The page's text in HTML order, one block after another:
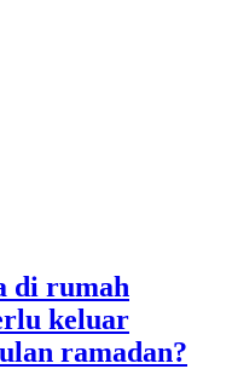
di rumah
keluar
ramadan?